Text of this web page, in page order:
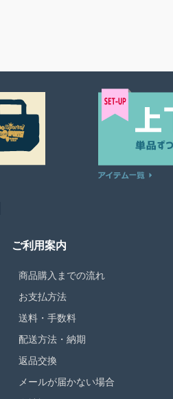
ご利用案内
商品購入までの流れ
お支払方法
送料・手数料
配送方法・納期
返品交換
メールが届かない場合